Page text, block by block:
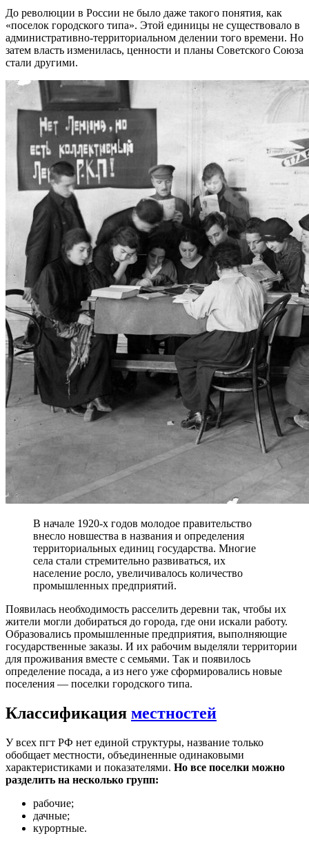
До революции в России не было даже такого понятия, как
«поселок городского типа». Этой единицы не существовало в
административно-территориальном делении того времени. Но
затем власть изменилась, ценности и планы Советского Союза
стали другими.
В начале 1920-х годов молодое правительство
внесло новшества в названия и определения
территориальных единиц государства. Многие
села стали стремительно развиваться, их
население росло, увеличивалось количество
промышленных предприятий.
Появилась необходимость расселить деревни так, чтобы их
жители могли добираться до города, где они искали работу.
Образовались промышленные предприятия, выполняющие
государственные заказы. И их рабочим выделяли территории
для проживания вместе с семьями. Так и появилось
определение посада, а из него уже сформировались новые
поселения — поселки городского типа.
Классификация местностей
У всех пгт РФ нет единой структуры, название только
обобщает местности, объединенные одинаковыми
характеристиками и показателями. Но все поселки можно
разделить на несколько групп:
рабочие;
дачные;
курортные.